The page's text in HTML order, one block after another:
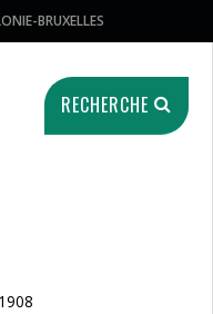
BRUXELLES
RECHERCHE